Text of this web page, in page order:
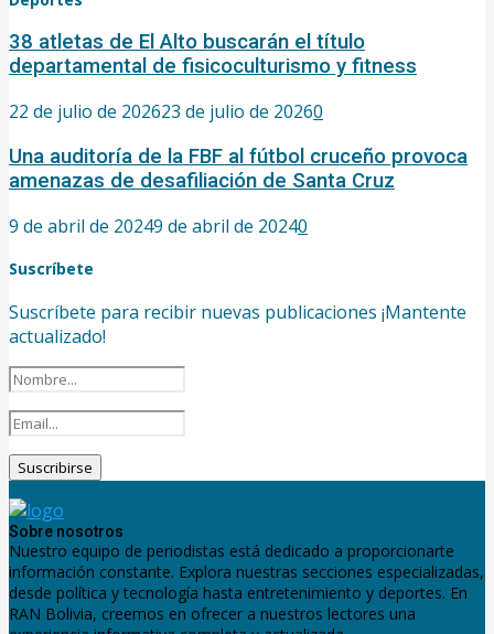
38 atletas de El Alto buscarán el título
departamental de fisicoculturismo y fitness
22 de julio de 202623 de julio de 20260
Una auditoría de la FBF al fútbol cruceño provoca
amenazas de desafiliación de Santa Cruz
9 de abril de 20249 de abril de 20240
Suscríbete
Suscríbete para recibir nuevas publicaciones ¡Mantente
actualizado!
Sobre nosotros
Nuestro equipo de periodistas está dedicado a proporcionarte
información constante. Explora nuestras secciones especializadas,
desde política y tecnología hasta entretenimiento y deportes. En
RAN Bolivia, creemos en ofrecer a nuestros lectores una